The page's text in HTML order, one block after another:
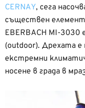
CERNAY, сега
съществен
EBERBACH MI-
(outdoor). Дрехата е
екстремни
носене в града в